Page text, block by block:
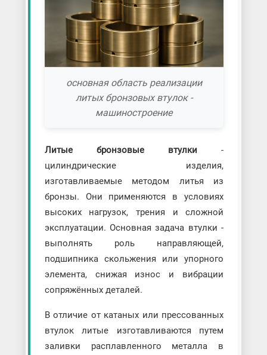
основная область реализации
литых бронзовых втулок -
машиностроение
Литые бронзовые втулки -
цилиндрические изделия,
изготавливаемые методом литья из
бронзы. Они применяются в условиях
высоких нагрузок, трения и сложной
эксплуатации. Основная задача втулки -
выполнять роль направляющей,
подшипника скольжения или упорного
элемента, снижая износ и вибрации
сопряжённых деталей.
В отличие от катаных или прессованных
втулок литые изготавливаются путем
заливки расплавленного металла в